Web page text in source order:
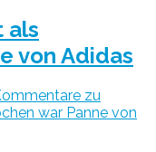
als
von Adidas
zu
war Panne von